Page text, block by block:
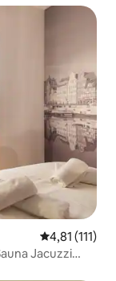
Gemiddelde
4,81 (111)
Jacuzzi